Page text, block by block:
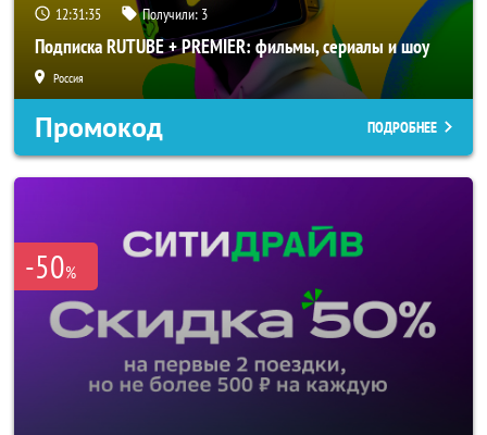
12:31:33 Получили: 3
Подписка RUTUBE + PREMIER: фильмы, сериалы и шоу
Россия
Промокод ПОДРОБНЕЕ
-50%